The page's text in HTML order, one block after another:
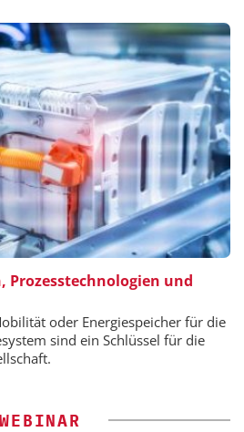
und
oder Energiespeicher für die
sind ein Schlüssel für die
WEBINAR